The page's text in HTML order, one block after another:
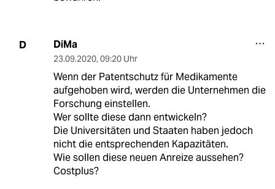
D DiMa
23.09.2020, 09:20 Uhr
Wenn der Patentschutz für Medikamente
aufgehoben wird, werden die Unternehmen die
Forschung einstellen.
Wer sollte diese dann entwickeln?
Die Universitäten und Staaten haben jedoch
nicht die entsprechenden Kapazitäten.
Wie sollen diese neuen Anreize aussehen?
Costplus?